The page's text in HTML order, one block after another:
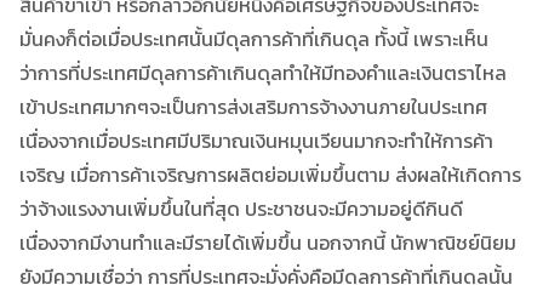
มั่นคงก็ต่อเมื่อประเทศนั้นมีดุลการค้าที่เกินดุล ทั้งนี้ เพราะเห็น
ว่าการที่ประเทศมีดุลการค้าเกินดุลทำให้มีทองคำและเงินตราไหล
เข้าประเทศมากๆจะเป็นการส่งเสริมการจ้างงานภายในประเทศ
เนื่องจากเมื่อประเทศมีปริมาณเงินหมุนเวียนมากจะทำให้การค้า
เจริญ เมื่อการค้าเจริญการผลิตย่อมเพิ่มขึ้นตาม ส่งผลให้เกิดการ
ว่าจ้างแรงงานเพิ่มขึ้นในที่สุด ประชาชนจะมีความอยู่ดีกินดี
เนื่องจากมีงานทำและมีรายได้เพิ่มขึ้น นอกจากนี้ นักพาณิชย์นิยม
ยังมีความเชื่อว่า การที่ประเทศจะมั่งคั่งคือมีดุลการค้าที่เกินดุลนั้น